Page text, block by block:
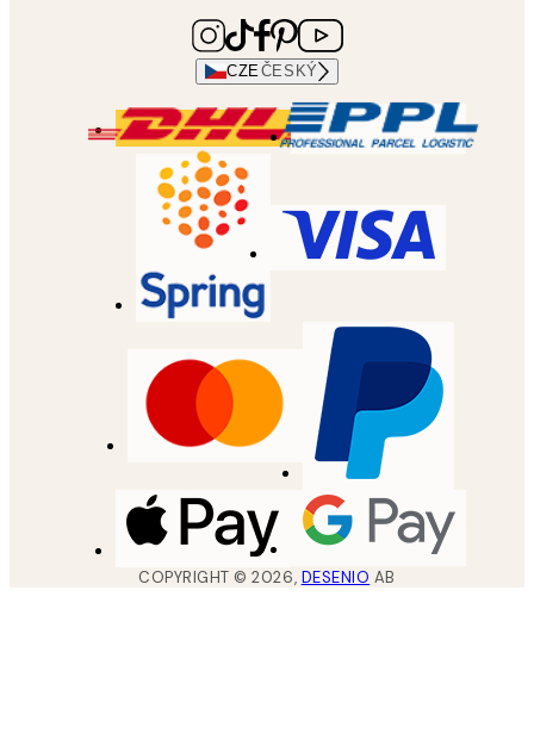
CZEČESKÝ
COPYRIGHT ©2026, DESENIO AB